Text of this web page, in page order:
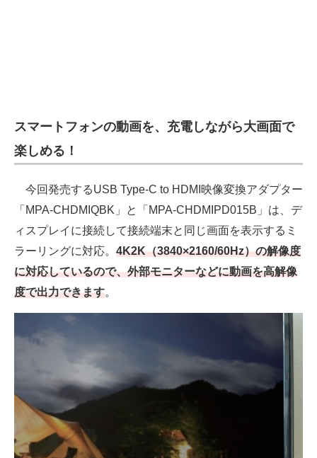
エネルギーの専門メディア
建設×テクノロジーの最前線
ちょっと気になるネットの話題
スマートフォンの動画を、充電しながら大画面で
楽しめる！
今回発売するUSB Type-C to HDMI映像変換アダプター
「MPA-CHDMIQBK」と「MPA-CHDMIPD015B」は、デ
ィスプレイに接続して接続端末と同じ画面を表示するミ
ラーリングに対応。 4K2K（3840×2160/60Hz）の解像度
に対応しているので、外部モニターなどに動画を高解像
度で出力できます。